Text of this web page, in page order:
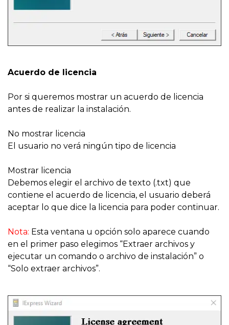
Acuerdo de licencia
Por si queremos mostrar un acuerdo de licencia
antes de realizar la instalación.
No mostrar licencia
El usuario no verá ningún tipo de licencia
Mostrar licencia
Debemos elegir el archivo de texto (.txt) que
contiene el acuerdo de licencia, el usuario deberá
aceptar lo que dice la licencia para poder continuar.
Nota: Esta ventana u opción solo aparece cuando
en el primer paso elegimos “Extraer archivos y
ejecutar un comando o archivo de instalación” o
“Solo extraer archivos”.